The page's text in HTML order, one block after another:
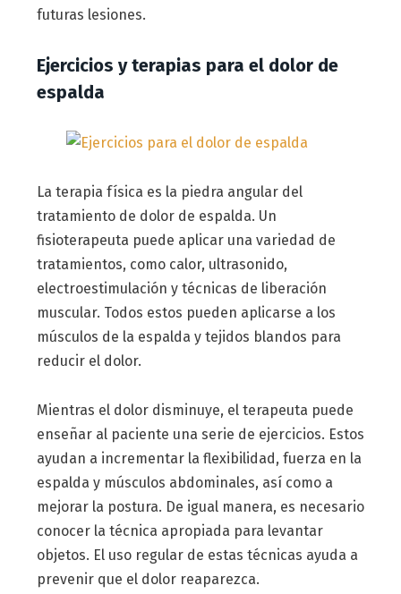
futuras lesiones.
Ejercicios y terapias para el dolor de
espalda
La terapia física es la piedra angular del
tratamiento de dolor de espalda. Un
fisioterapeuta puede aplicar una variedad de
tratamientos, como calor, ultrasonido,
electroestimulación y técnicas de liberación
muscular. Todos estos pueden aplicarse a los
músculos de la espalda y tejidos blandos para
reducir el dolor.
Mientras el dolor disminuye, el terapeuta puede
enseñar al paciente una serie de ejercicios. Estos
ayudan a incrementar la flexibilidad, fuerza en la
espalda y músculos abdominales, así como a
mejorar la postura. De igual manera, es necesario
conocer la técnica apropiada para levantar
objetos. El uso regular de estas técnicas ayuda a
prevenir que el dolor reaparezca.